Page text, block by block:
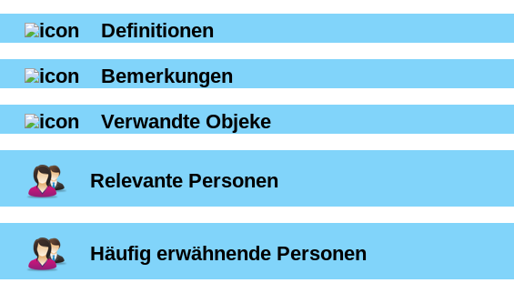
Definitionen
Bemerkungen
Verwandte Objeke
Relevante Personen
Häufig erwähnende Personen